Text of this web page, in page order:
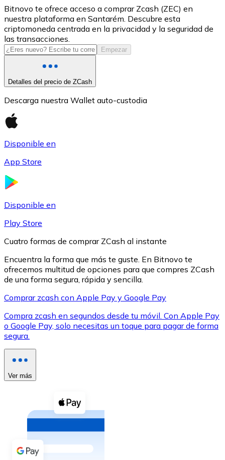
USD Coin
USDC
XRP
XRP
Efectivo
Comprar con efectivo
Transferencia SEPA
Añade fondos a tu cuenta Bitnovo o realiza compras
Bitnovo te ofrece acceso a comprar Zcash (ZEC) en
nuestra plataforma en Santarém. Descubre esta
criptomoneda centrada en la privacidad y la seguridad de
las transacciones.
Empezar
Detalles del precio de ZCash
Descarga nuestra Wallet auto-custodia
Disponible en
App Store
Disponible en
Play Store
Cuatro formas de comprar ZCash al instante
Encuentra la forma que más te guste. En Bitnovo te
ofrecemos multitud de opciones para que compres ZCash
de una forma segura, rápida y sencilla.
Comprar zcash con Apple Pay y Google Pay
Compra zcash en segundos desde tu móvil. Con Apple Pay
o Google Pay, solo necesitas un toque para pagar de forma
segura.
Ver más